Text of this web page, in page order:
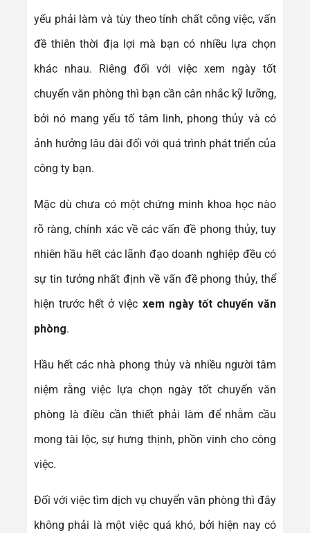
yếu phải làm và tùy theo tính chất công việc, vấn
đề thiên thời địa lợi mà bạn có nhiều lựa chọn
khác nhau. Riêng đối với việc xem ngày tốt
chuyển văn phòng thì bạn cần cân nhắc kỹ lưỡng,
bởi nó mang yếu tố tâm linh, phong thủy và có
ảnh hưởng lâu dài đối với quá trình phát triển của
công ty bạn.
Mặc dù chưa có một chứng minh khoa học nào
rõ ràng, chính xác về các vấn đề phong thủy, tuy
nhiên hầu hết các lãnh đạo doanh nghiệp đều có
sự tin tưởng nhất định về vấn đề phong thủy, thể
hiện trước hết ở việc xem ngày tốt chuyển văn
phòng.
Hầu hết các nhà phong thủy và nhiều người tâm
niệm rằng việc lựa chọn ngày tốt chuyển văn
phòng là điều cần thiết phải làm để nhằm cầu
mong tài lộc, sự hưng thịnh, phồn vinh cho công
việc.
Đối với việc tìm dịch vụ chuyển văn phòng thì đây
không phải là một việc quá khó, bởi hiện nay có